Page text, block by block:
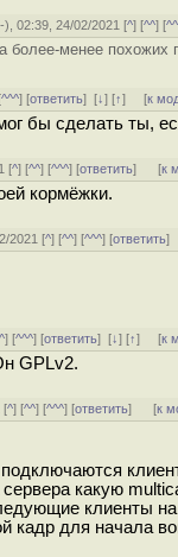
-), 02:39, 24/02/2021 [^] [^^] [
более-менее похожих
^^^] [ответить][↓] [↑] [к
бы сделать ты,
[^] [^^] [^^^] [ответить] [к
кормёжки.
2021 [^] [^^] [^^^] [ответить]
] [^^^] [ответить][↓] [↑] [к
GPLv2.
[^] [^^] [^^^] [ответить] [к
какую
клиенты
кадр для начала